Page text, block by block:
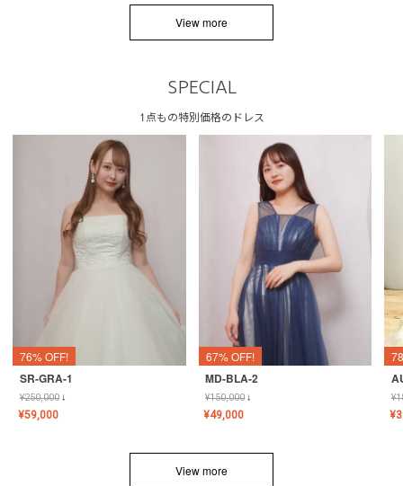
View more
SPECIAL
1点もの特別価格のドレス
76% OFF!
SR-GRA-1
¥250,000↓
¥59,000
67% OFF!
MD-BLA-2
¥150,000↓
¥49,000
¥
¥
View more